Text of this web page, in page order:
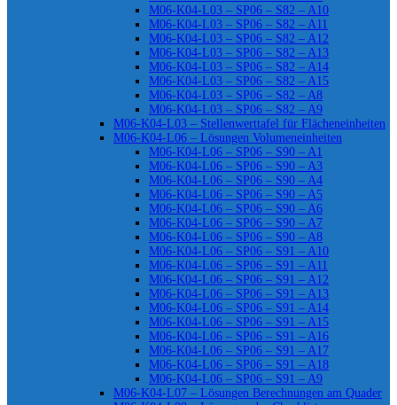
M06-K04-L03 – SP06 – S82 – A10
M06-K04-L03 – SP06 – S82 – A11
M06-K04-L03 – SP06 – S82 – A12
M06-K04-L03 – SP06 – S82 – A13
M06-K04-L03 – SP06 – S82 – A14
M06-K04-L03 – SP06 – S82 – A15
M06-K04-L03 – SP06 – S82 – A8
M06-K04-L03 – SP06 – S82 – A9
M06-K04-L03 – Stellenwerttafel für Flächeneinheiten
M06-K04-L06 – Lösungen Volumeneinheiten
M06-K04-L06 – SP06 – S90 – A1
M06-K04-L06 – SP06 – S90 – A3
M06-K04-L06 – SP06 – S90 – A4
M06-K04-L06 – SP06 – S90 – A5
M06-K04-L06 – SP06 – S90 – A6
M06-K04-L06 – SP06 – S90 – A7
M06-K04-L06 – SP06 – S90 – A8
M06-K04-L06 – SP06 – S91 – A10
M06-K04-L06 – SP06 – S91 – A11
M06-K04-L06 – SP06 – S91 – A12
M06-K04-L06 – SP06 – S91 – A13
M06-K04-L06 – SP06 – S91 – A14
M06-K04-L06 – SP06 – S91 – A15
M06-K04-L06 – SP06 – S91 – A16
M06-K04-L06 – SP06 – S91 – A17
M06-K04-L06 – SP06 – S91 – A18
M06-K04-L06 – SP06 – S91 – A9
M06-K04-L07 – Lösungen Berechnungen am Quader